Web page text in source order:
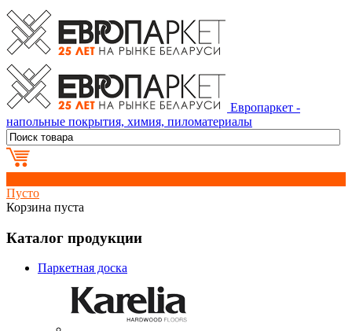
Европаркет -
напольные покрытия, химия, пиломатериалы
Пусто
Корзина пуста
Каталог продукции
Паркетная доска